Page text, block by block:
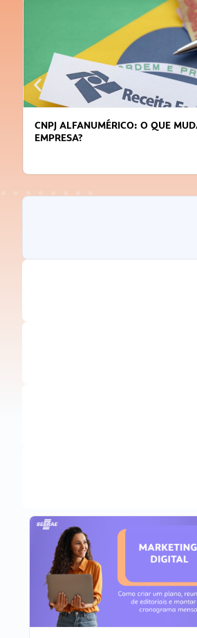
CNPJ ALFANUMÉRICO: O QUE
EMPRESA?